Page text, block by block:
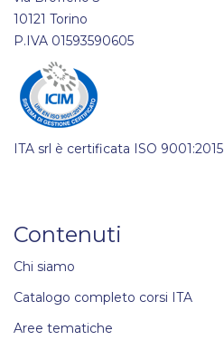
10121 Torino
P.IVA 01593590605
ITA srl è certificata ISO 9001:2015
Contenuti
Chi siamo
Catalogo completo corsi ITA
Aree tematiche